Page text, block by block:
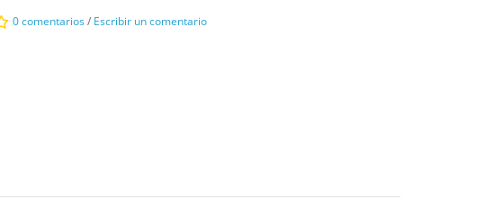
0 comentarios/ Escribir un comentario